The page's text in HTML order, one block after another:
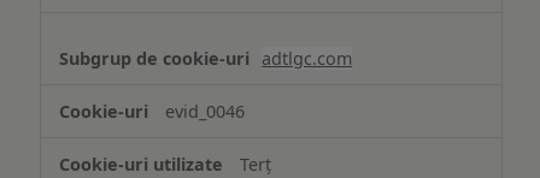
adtlgc.com
evid_0046
Terț